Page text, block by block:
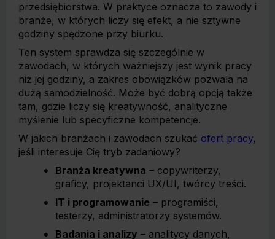
przedsiębiorstwa. W praktyce oznacza to zawody i
branże, w których liczy się efekt, a nie sztywne
godziny spędzone przy biurku.
Ten system sprawdza się szczególnie w
zawodach, w których ważniejszy jest wynik pracy
niż jej godziny, a zakres obowiązków pozwala na
dużą samodzielność. Może być dobrą opcją także
tam, gdzie liczy się kreatywność, analityczne
myślenie lub specyficzne kompetencje.
W jakich branżach i zawodach szukać ofert pracy,
jeśli interesuje Cię tryb zadaniowy?
Branża kreatywna – copywriterzy,
graficy, projektanci UX/UI, twórcy treści.
IT i programowanie – programiści,
testerzy, administratorzy systemów.
Badania i analizy – analitycy danych,